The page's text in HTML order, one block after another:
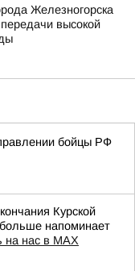
Железногорска
высокой
бойцы РФ
Курской
напоминает
на нас в MAX